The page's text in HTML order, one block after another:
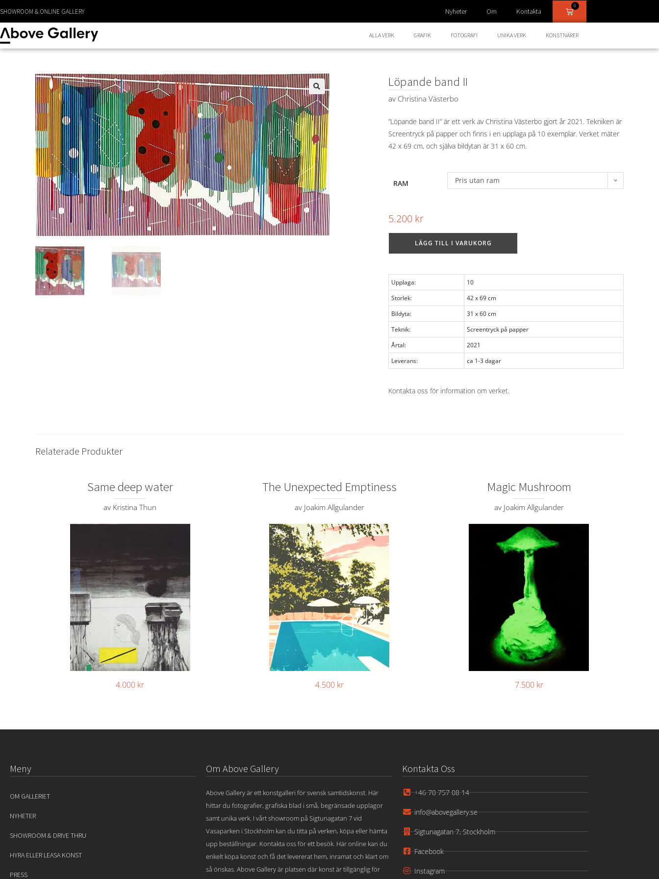
SHOWROOM & ONLINE GALLERY Nyheter Om Kontakta
0
ALLA VERK GRAFIK FOTOGRAFI UNIKA VERK KONSTNÄRER
🔍
Löpande band II
av Christina Västerbo
”Löpande band II” är ett verk av Christina Västerbo gjort år 2021. Tekniken är
Screentryck på papper och finns i en upplaga på 10 exemplar. Verket mäter
42 x 69 cm, och själva bildytan är 31 x 60 cm.
RAM Pris utan ram
5.200 kr
LÄGG TILL I VARUKORG
Upplaga:
10
Storlek:
42 x 69 cm
Bildyta:
31 x 60 cm
Teknik:
Screentryck på papper
Årtal:
2021
Leverans:
ca 1-3 dagar
Kontakta oss för information om verket.
Relaterade Produkter
Same deep water
av Kristina Thun
4.000 kr
The Unexpected Emptiness
av Joakim Allgulander
4.500 kr
Magic Mushroom
av Joakim Allgulander
7.500 kr
Meny
OM GALLERIET
NYHETER
SHOWROOM & DRIVE THRU
HYRA ELLER LEASA KONST
PRESS
Om Above Gallery
Above Gallery är ett konstgalleri för svensk samtidskonst. Här
hittar du fotografier, grafiska blad i små, begränsade upplagor
samt unika verk. I vårt showroom på Sigtunagatan 7 vid
Vasaparken i Stockholm kan du titta på verken, köpa eller hämta
upp beställningar. Kontakta oss för ett besök. Här online kan du
enkelt köpa konst och få det levererat hem, inramat och klart om
så önskas. Above Gallery är platsen där konst är tillgänglig för
Kontakta Oss
+46 70 757 08 14
info@abovegallery.se
Sigtunagatan 7, Stockholm
Facebook
Instagram